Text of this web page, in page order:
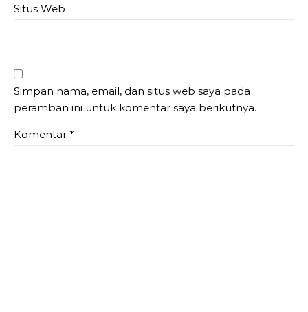
Situs Web
Simpan nama, email, dan situs web saya pada
peramban ini untuk komentar saya berikutnya.
Komentar *